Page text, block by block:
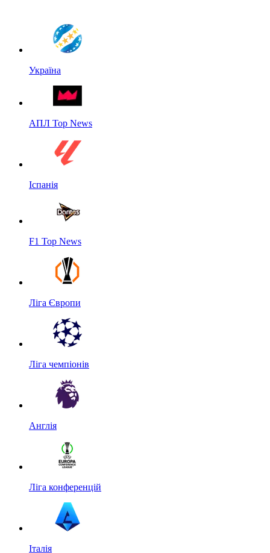
Україна
АПЛ Top News
Іспанія
F1 Top News
Ліга Європи
Ліга чемпіонів
Англія
Ліга конференцій
Італія